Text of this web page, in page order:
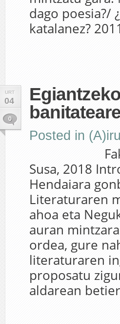
dago poesia?/
katalanez?
URT
04
0
Posted in
Susa, 2018
Hendaiara
Literaturaren
ahoa eta
auran
ordea, gure
literaturaren
proposatu
aldarean